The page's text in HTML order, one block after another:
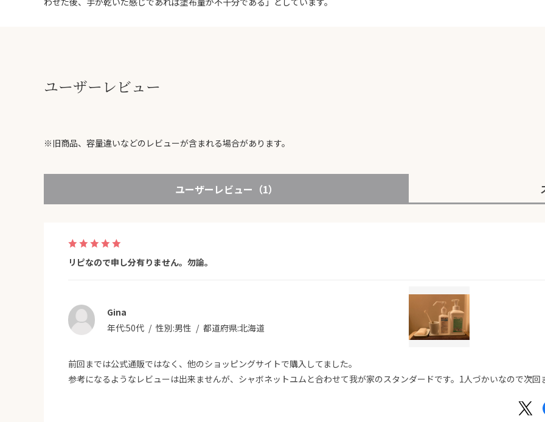
ユーザーレビュー
※旧商品、容量違いなどのレビューが含まれる場合があります。
ユーザーレビュー （1）
表示：新しい順
リピなので申し分有りません。勿論。
Gina
年代:50代 性別:男性 都道府県:北海道
前回までは公式通販ではなく、他のショッピングサイトで購入してました。
参考になるようなレビューは出来ませんが、シャボネットユムと合わせて我が家のスタンダードです。1人づかいなので次